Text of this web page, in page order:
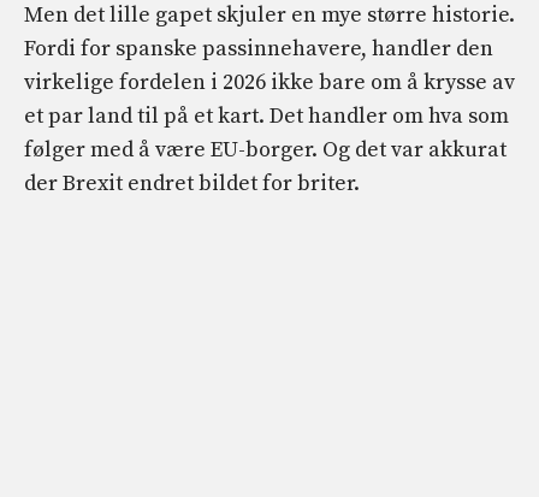
Men det lille gapet skjuler en mye større historie.
Fordi for spanske passinnehavere, handler den
virkelige fordelen i 2026 ikke bare om å krysse av
et par land til på et kart. Det handler om hva som
følger med å være EU-borger. Og det var akkurat
der Brexit endret bildet for briter.